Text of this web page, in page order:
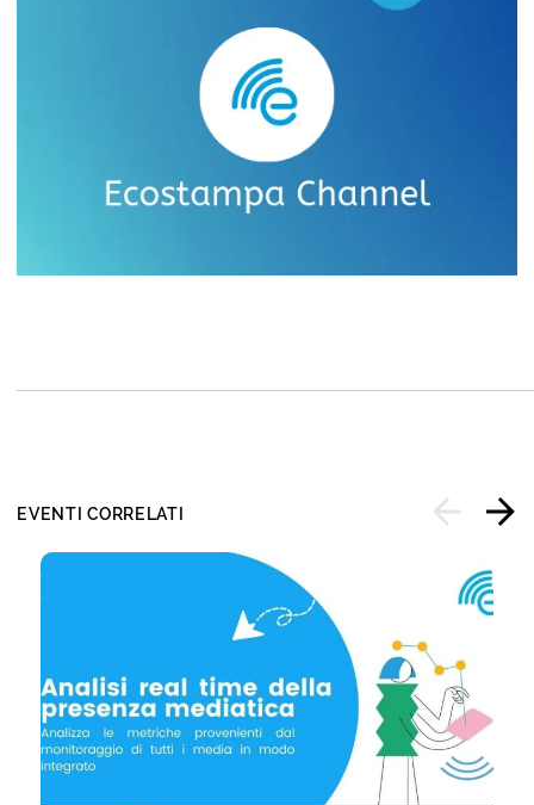
EVENTI CORRELATI